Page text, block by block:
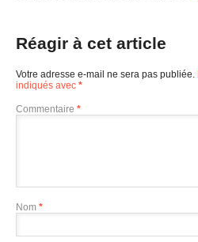
Réagir à cet article
Votre adresse e-mail ne sera pas publiée.
indiqués avec *
Commentaire *
Nom *